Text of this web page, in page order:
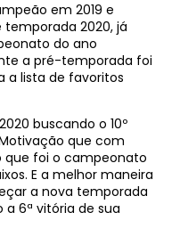
em 2019 e
2020, já
do ano
a pré-temporada foi
a lista de favoritos
buscando o 10º
que com
que foi o campeonato
E a melhor maneira
a nova temporada
6ª vitória de sua